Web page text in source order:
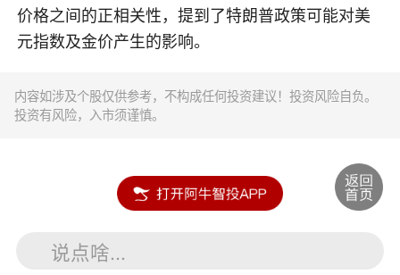
价格之间的正相关性，提到了特朗普政策可能对美
元指数及金价产生的影响。
内容如涉及个股仅供参考，不构成任何投资建议！投资风险自负。
投资有风险，入市须谨慎。
说点啥...